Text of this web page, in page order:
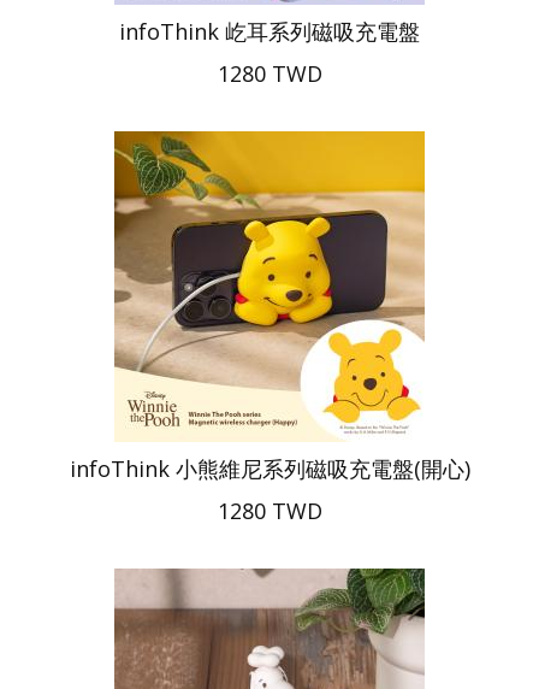
infoThink 屹耳系列磁吸充電盤
1280 TWD
infoThink 小熊維尼系列磁吸充電盤(開心)
1280 TWD